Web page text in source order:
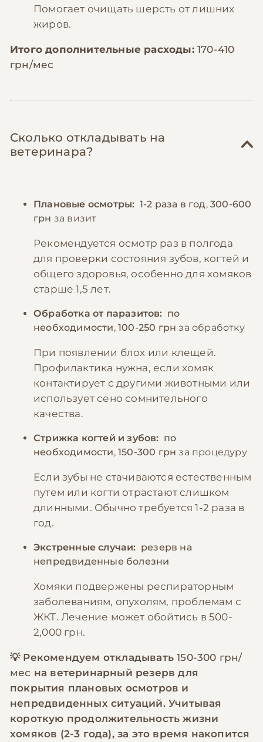
Помогает очищать шерсть от лишних
жиров.
Итого дополнительные расходы: 170-410
грн/мес
Сколько откладывать на
ветеринара?
Плановые осмотры: 1-2 раза в год,300-600
грн за визит
Рекомендуется осмотр раз в полгода
для проверки состояния зубов, когтей и
общего здоровья, особенно для хомяков
старше 1,5 лет.
Обработка от паразитов: по
необходимости,100-250 грн за обработку
При появлении блох или клещей.
Профилактика нужна, если хомяк
контактирует с другими животными или
использует сено сомнительного
качества.
Стрижка когтей и зубов: по
необходимости,150-300 грн за процедуру
Если зубы не стачиваются естественным
путем или когти отрастают слишком
длинными. Обычно требуется 1-2 раза в
год.
Экстренные случаи: резерв на
непредвиденные болезни
Хомяки подвержены респираторным
заболеваниям, опухолям, проблемам с
ЖКТ. Лечение может обойтись в 500-
2,000 грн.
💡 Рекомендуем откладывать150-300 грн/
мес на ветеринарный резерв для
покрытия плановых осмотров и
непредвиденных ситуаций. Учитывая
короткую продолжительность жизни
хомяков (2-3 года), за это время накопится